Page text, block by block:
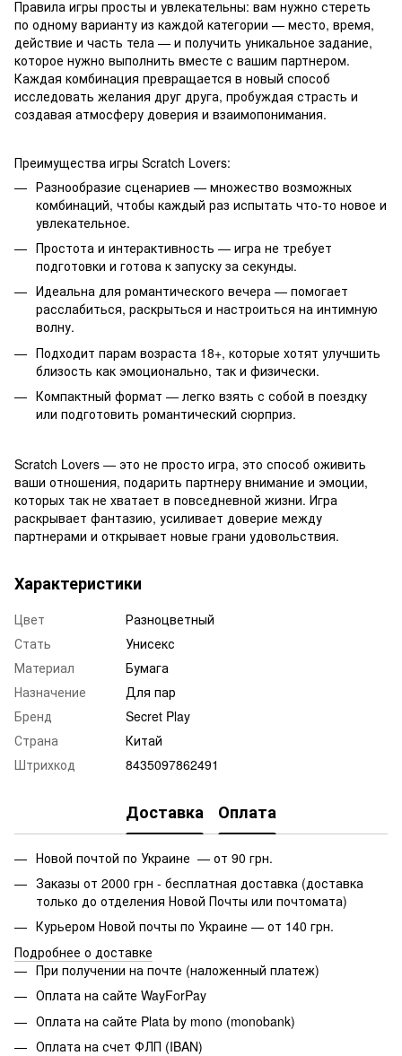
Правила игры просты и увлекательны: вам нужно стереть
по одному варианту из каждой категории — место, время,
действие и часть тела — и получить уникальное задание,
которое нужно выполнить вместе с вашим партнером.
Каждая комбинация превращается в новый способ
исследовать желания друг друга, пробуждая страсть и
создавая атмосферу доверия и взаимопонимания.
Преимущества игры Scratch Lovers:
Разнообразие сценариев — множество возможных
комбинаций, чтобы каждый раз испытать что-то новое и
увлекательное.
Простота и интерактивность — игра не требует
подготовки и готова к запуску за секунды.
Идеальна для романтического вечера — помогает
расслабиться, раскрыться и настроиться на интимную
волну.
Подходит парам возраста 18+, которые хотят улучшить
близость как эмоционально, так и физически.
Компактный формат — легко взять с собой в поездку
или подготовить романтический сюрприз.
Scratch Lovers — это не просто игра, это способ оживить
ваши отношения, подарить партнеру внимание и эмоции,
которых так не хватает в повседневной жизни. Игра
раскрывает фантазию, усиливает доверие между
партнерами и открывает новые грани удовольствия.
Характеристики
Цвет
Разноцветный
Стать
Унисекс
Материал
Бумага
Назначение
Для пар
Бренд
Secret Play
Страна
Китай
Штрихкод
8435097862491
Доставка Оплата
Новой почтой по Украине — от 90 грн.
Заказы от 2000 грн - бесплатная доставка (доставка
только до отделения Новой Почты или почтомата)
Курьером Новой почты по Украине — от 140 грн.
Подробнее о доставке
При получении на почте (наложенный платеж)
Оплата на сайте WayForPay
Оплата на сайте Plata by mono (monobank)
Оплата на счет ФЛП (IBAN)